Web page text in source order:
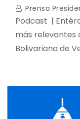
Prensa
Podcast |
más relevantes
Bolivariana de